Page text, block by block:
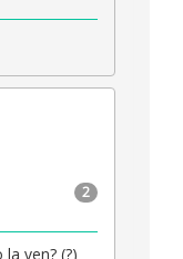
2
ven? (?)